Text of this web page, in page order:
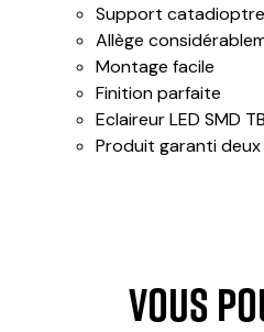
Support
Allège
Montage facile
Finition parfaite
Eclaireur LED SMD
Produit garanti
VOUS